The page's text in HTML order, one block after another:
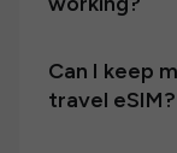
Can I keep
travel eSIM?